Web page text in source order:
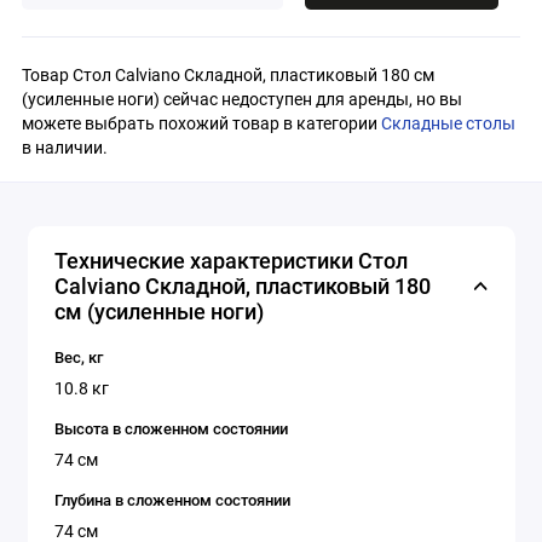
Товар Стол Calviano Складной, пластиковый 180 см
(усиленные ноги) сейчас недоступен для аренды, но вы
можете выбрать похожий товар в категории Складные столы
в наличии.
Технические характеристики Стол
Calviano Складной, пластиковый 180
см (усиленные ноги)
Вес, кг
10.8 кг
Высота в сложенном состоянии
74 см
Глубина в сложенном состоянии
74 см